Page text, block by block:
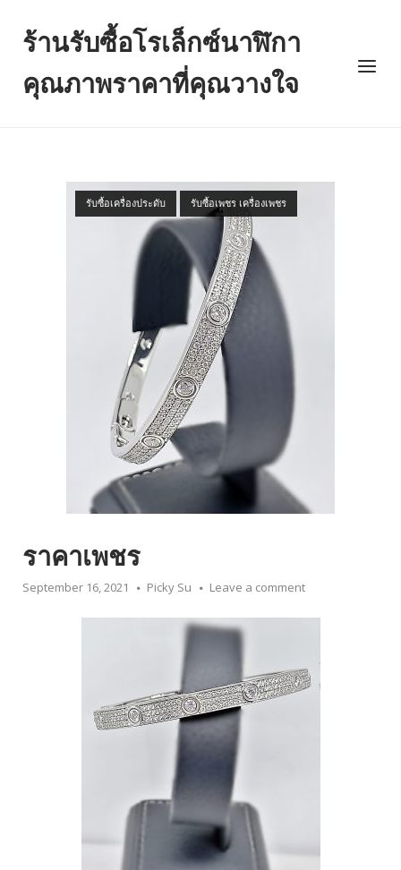
content
ร้านรับซื้อโรเล็กซ์นาฬิกา
คุณภาพราคาที่คุณวางใจ
Menu
รับซื้อเครื่องประดับ รับซื้อเพชร เครื่องเพชร
ราคาเพชร
September 16, 2021 Picky Su Leave a comment